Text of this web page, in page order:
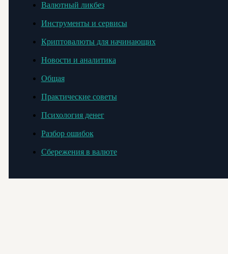
Валютный ликбез
Инструменты и сервисы
Криптовалюты для начинающих
Новости и аналитика
Общая
Практические советы
Психология денег
Разбор ошибок
Сбережения в валюте